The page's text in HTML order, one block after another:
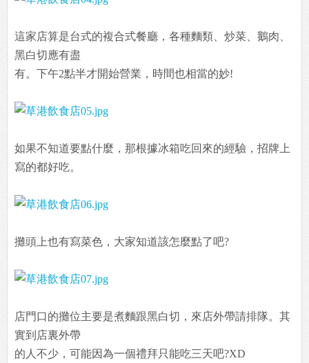
這家店算是台式的複合式餐廳，各種麵類、炒菜、鵝肉、
黑白切應有盡
有。下午2點半才開始營業，時間也相當的妙!
如果不知道要點什麼，那根據冰箱吃回來的經驗，招牌上
寫的都好吃。
攤頭上也有寫菜色，大家知道該怎麼點了吧?
店門口的攤位主要是煮麵跟黑白切，來店外帶請排隊。其
實到店裏外帶
的人不少，可能因為一個禮拜只能吃三天吧?XD